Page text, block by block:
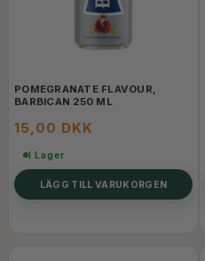
POMEGRANATE FLAVOUR,
BARBICAN 250 ML
15,00 DKK
I Lager
LÄGG TILL VARUKORGEN